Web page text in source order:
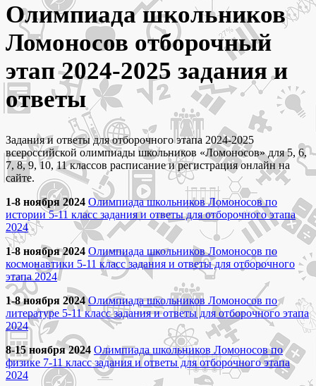
Олимпиада школьников
Ломоносов отборочный
этап 2024-2025 задания и
ответы
Задания и ответы для отборочного этапа 2024-2025
всероссийской олимпиады школьников «Ломоносов» для 5, 6,
7, 8, 9, 10, 11 классов расписание и регистрация онлайн на
сайте.
1-8 ноября 2024 Олимпиада школьников Ломоносов по
истории 5-11 класс задания и ответы для отборочного этапа
2024
1-8 ноября 2024 Олимпиада школьников Ломоносов по
космонавтики 5-11 класс задания и ответы для отборочного
этапа 2024
1-8 ноября 2024 Олимпиада школьников Ломоносов по
литературе 5-11 класс задания и ответы для отборочного этапа
2024
8-15 ноября 2024 Олимпиада школьников Ломоносов по
физике 7-11 класс задания и ответы для отборочного этапа
2024